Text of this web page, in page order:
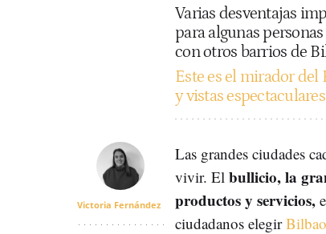
Varias desventajas
para algunas
con otros barrios de
Este es el mirador del
y vistas espectaculares
Victoria Fernández
Las grandes ciudades
vivir. El bullicio, la
productos y servicios,
ciudadanos elegirBilbao